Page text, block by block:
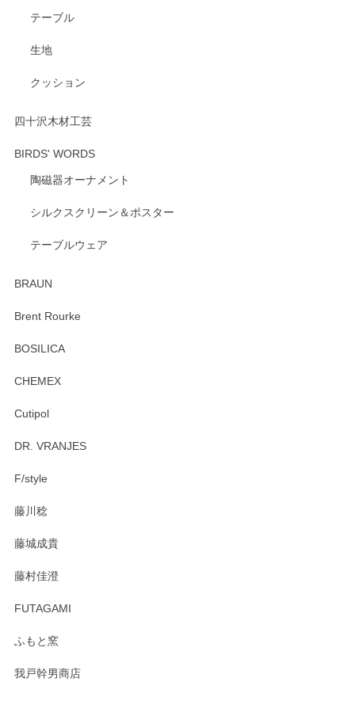
テーブル
生地
クッション
四十沢木材工芸
BIRDS' WORDS
陶磁器オーナメント
シルクスクリーン＆ポスター
テーブルウェア
BRAUN
Brent Rourke
BOSILICA
CHEMEX
Cutipol
DR. VRANJES
F/style
藤川稔
藤城成貴
藤村佳澄
FUTAGAMI
ふもと窯
我戸幹男商店